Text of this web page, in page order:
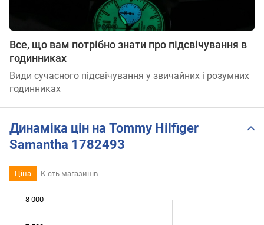
Все, що вам потрібно знати про підсвічування в
годинниках
Види сучасного підсвічування у звичайних і розумних
годинниках
Динаміка цін на Tommy Hilfiger
Samantha 1782493
Ціна К-сть магазинів
8 000